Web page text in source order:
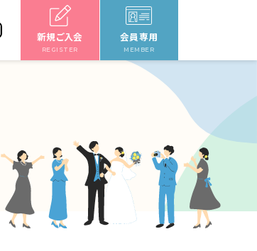
新規ご入会
REGISTER
会員専用
MEMBER